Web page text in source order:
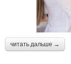
читать дальше →